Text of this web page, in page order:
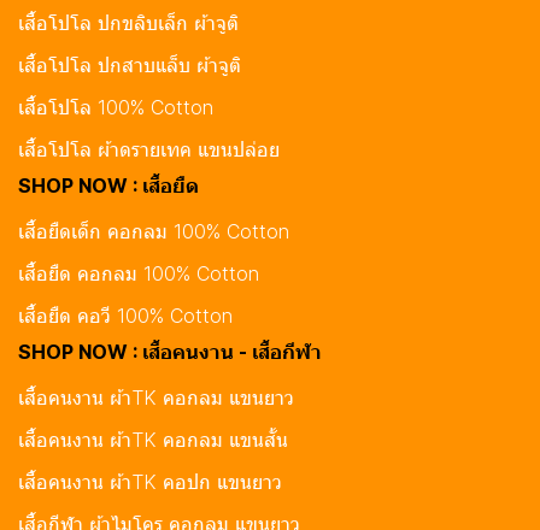
เสื้อโปโล ปกขลิบเล็ก ผ้าจูติ
เสื้อโปโล ปกสาบแล็บ ผ้าจูติ
เสื้อโปโล 100% Cotton
เสื้อโปโล ผ้าดรายเทค แขนปล่อย
SHOP NOW : เสื้อยืด
เสื้อยืดเด็ก คอกลม 100% Cotton
เสื้อยืด คอกลม 100% Cotton
เสื้อยืด คอวี 100% Cotton
SHOP NOW : เสื้อคนงาน - เสื้อกีฬา
เสื้อคนงาน ผ้าTK คอกลม แขนยาว
เสื้อคนงาน ผ้าTK คอกลม แขนสั้น
เสื้อคนงาน ผ้าTK คอปก แขนยาว
เสื้อกีฬา ผ้าไมโคร คอกลม แขนยาว